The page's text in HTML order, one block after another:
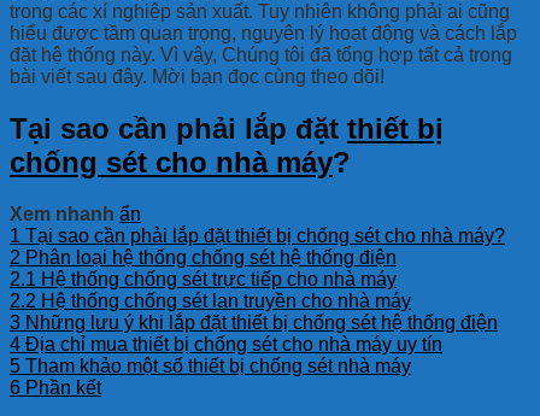
trong các xí nghiệp sản xuất. Tuy nhiên không phải ai cũng
hiểu được tầm quan trọng, nguyên lý hoạt động và cách lắp
đặt hệ thống này. Vì vậy, Chúng tôi đã tổng hợp tất cả trong
bài viết sau đây. Mời bạn đọc cùng theo dõi!
Tại sao cần phải lắp đặt thiết bị
chống sét cho nhà máy?
Xem nhanh ẩn
1 Tại sao cần phải lắp đặt thiết bị chống sét cho nhà máy?
2 Phân loại hệ thống chống sét hệ thống điện
2.1 Hệ thống chống sét trực tiếp cho nhà máy
2.2 Hệ thống chống sét lan truyền cho nhà máy
3 Những lưu ý khi lắp đặt thiết bị chống sét hệ thống điện
4 Địa chỉ mua thiết bị chống sét cho nhà máy uy tín
5 Tham khảo một số thiết bị chống sét nhà máy
6 Phần kết